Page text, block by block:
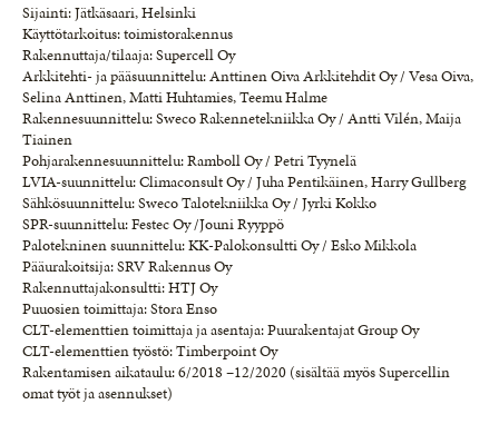
Sijainti: Jätkäsaari, Helsinki
Käyttötarkoitus: toimistorakennus
Rakennuttaja/tilaaja: Supercell Oy
Arkkitehti- ja pääsuunnittelu: Anttinen Oiva Arkkitehdit Oy / Vesa Oiva,
Selina Anttinen, Matti Huhtamies, Teemu Halme
Rakennesuunnittelu: Sweco Rakennetekniikka Oy / Antti Vilén, Maija
Tiainen
Pohjarakennesuunnittelu: Ramboll Oy / Petri Tyynelä
LVIA-suunnittelu: Climaconsult Oy / Juha Pentikäinen, Harry Gullberg
Sähkösuunnittelu: Sweco Talotekniikka Oy / Jyrki Kokko
SPR-suunnittelu: Festec Oy /Jouni Ryyppö
Palotekninen suunnittelu: KK-Palokonsultti Oy / Esko Mikkola
Pääurakoitsija: SRV Rakennus Oy
Rakennuttajakonsultti: HTJ Oy
Puuosien toimittaja: Stora Enso
CLT-elementtien toimittaja ja asentaja: Puurakentajat Group Oy
CLT-elementtien työstö: Timberpoint Oy
Rakentamisen aikataulu: 6/2018 –12/2020 (sisältää myös Supercellin
omat työt ja asennukset)